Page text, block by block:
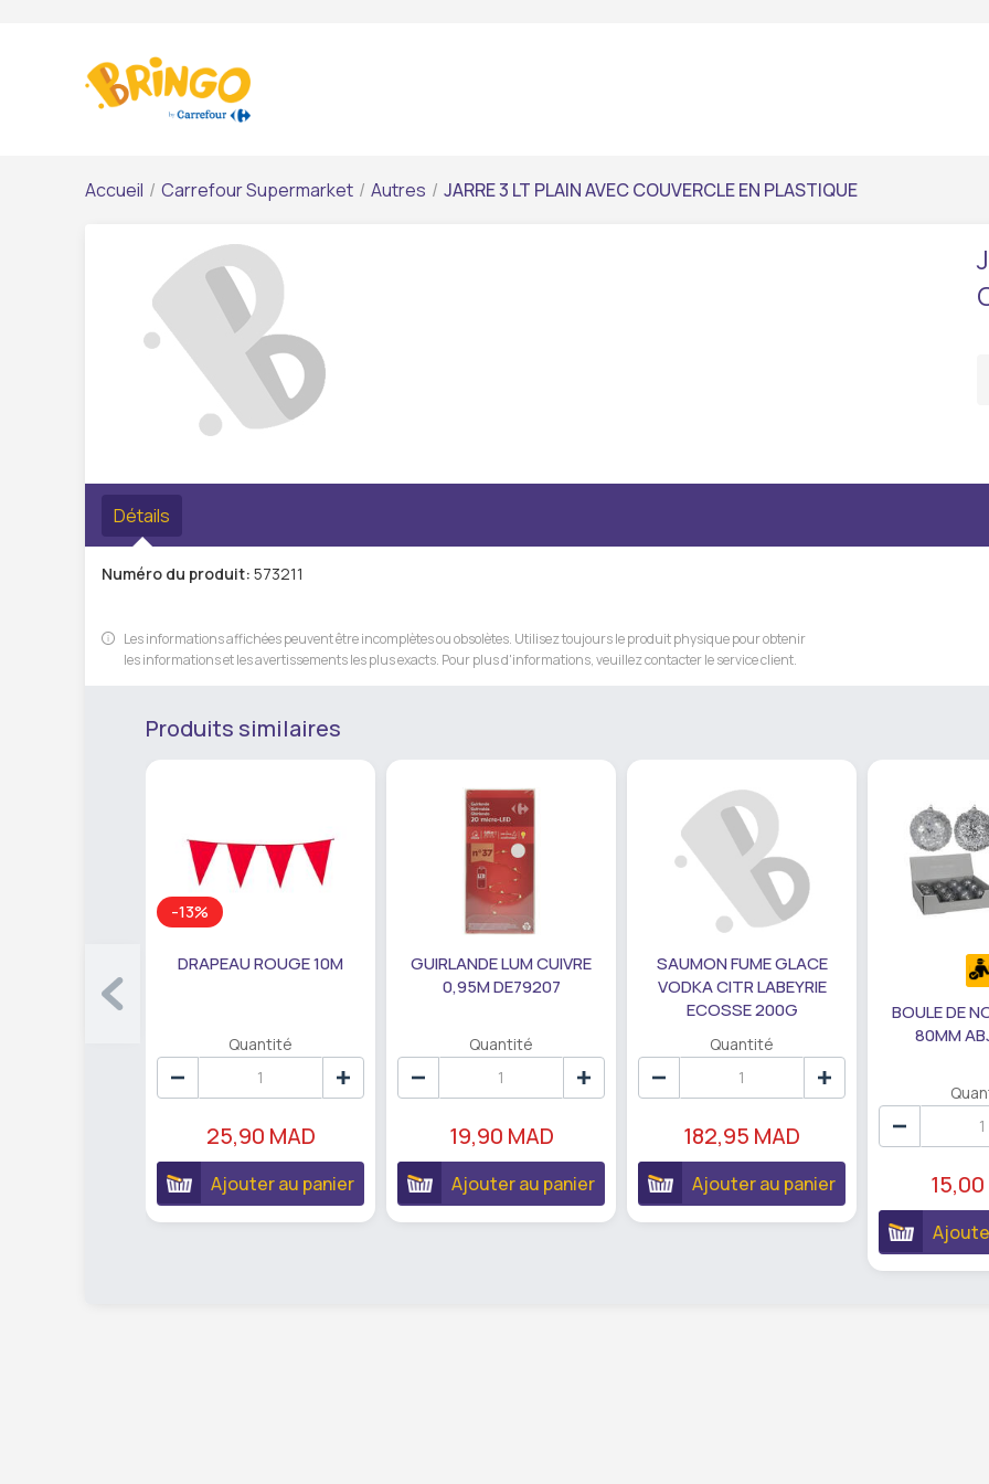
Accueil / Carrefour Supermarket / Autres / JARRE 3 LT PLAIN AVEC COUVERCLE EN PLASTIQUE
Détails
Numéro du produit: 573211
Les informations affichées peuvent être incomplètes ou obsolètes. Utilisez toujours le produit physique pour obtenir
les informations et les avertissements les plus exacts. Pour plus d'informations, veuillez contacter le service client.
Produits similaires
-13%
DRAPEAU ROUGE 10M
Quantité
25,90 MAD
Ajouter au panier
GUIRLANDE LUM CUIVRE
0,95M DE79207
Quantité
19,90 MAD
Ajouter au panier
SAUMON FUME GLACE
VODKA CITR LABEYRIE
ECOSSE 200G
Quantité
182,95 MAD
Ajouter au panier
BOULE DE
80MM